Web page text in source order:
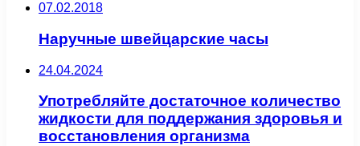
07.02.2018
Наручные швейцарские часы
24.04.2024
Употребляйте достаточное количество
жидкости для поддержания здоровья и
восстановления организма